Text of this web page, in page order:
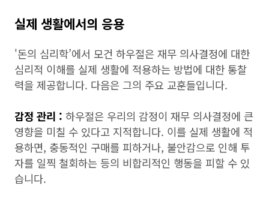
실제 생활에서의 응용
'돈의 심리학’에서 모건 하우절은 재무 의사결정에 대한
심리적 이해를 실제 생활에 적용하는 방법에 대한 통찰
력을 제공합니다. 다음은 그의 주요 교훈들입니다.
감정 관리 : 하우절은 우리의 감정이 재무 의사결정에 큰
영향을 미칠 수 있다고 지적합니다. 이를 실제 생활에 적
용하면, 충동적인 구매를 피하거나, 불안감으로 인해 투
자를 일찍 철회하는 등의 비합리적인 행동을 피할 수 있
습니다.